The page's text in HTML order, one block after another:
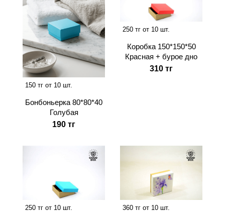
150 тг от 10 шт.
Бонбоньерка 80*80*40
Голубая
190 тг
250 тг от 10 шт.
Коробка 150*150*50
Красная + бурое дно
310 тг
250 тг от 10 шт. 360 тг от 10 шт.